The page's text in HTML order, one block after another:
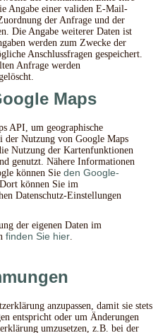
Angabe einer validen E-Mail-
der Anfrage und der
Die Angabe weiterer Daten ist
werden zum Zwecke der
Anschlussfragen gespeichert.
Anfrage werden
Maps
API, um geographische
Nutzung von Google Maps
Nutzung der Kartenfunktionen
genutzt. Nähere Informationen
können Sie den Google-
können Sie im
Datenschutz-Einstellungen
der eigenen Daten im
finden Sie hier.
anzupassen, damit sie stets
entspricht oder um Änderungen
umzusetzen, z.B. bei der